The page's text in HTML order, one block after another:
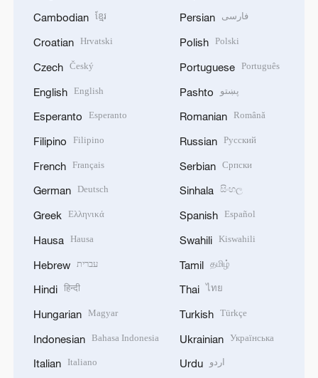
Cambodian ខ្មែរ
Croatian Hrvatski
Czech Český
English English
Esperanto Esperanto
Filipino Filipino
French Français
German Deutsch
Greek Ελληνικά
Hausa Hausa
Hebrew עברית
Hindi हिन्दी
Hungarian Magyar
Indonesian Bahasa Indonesia
Italian Italiano
Persian فارسی
Polish Polski
Portuguese Português
Pashto پښتو
Romanian Română
Russian Русский
Serbian Српски
Sinhala සිංහල
Spanish Español
Swahili Kiswahili
Tamil தமிழ்
Thai ไทย
Turkish Türkçe
Ukrainian Українська
Urdu اردو